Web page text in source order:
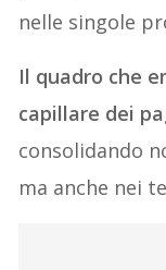
nelle singole
Il quadro che
capillare dei
consolidando
ma anche nei